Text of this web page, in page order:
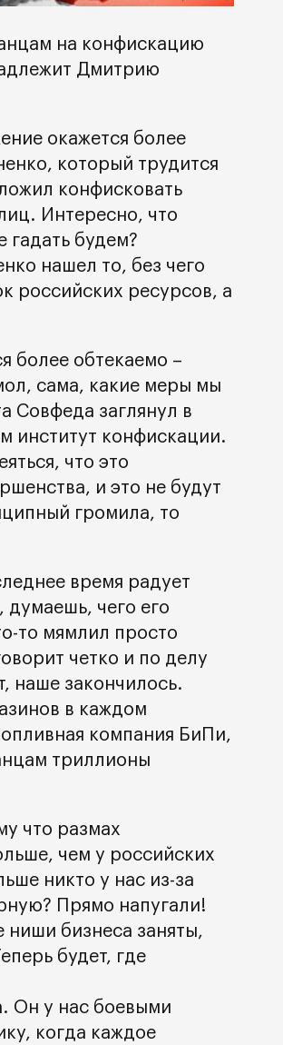
на конфискацию
Дмитрию
окажется более
который трудится
конфисковать
Интересно, что
гадать будем?
нашел то, без чего
российских ресурсов, а
более обтекаемо –
сама, какие меры мы
Совфеда заглянул в
институт конфискации.
что это
и это не будут
громила, то
время радует
чего его
то мямлил просто
четко и по делу
наше закончилось.
в каждом
компания БиПи,
триллионы
что размах
чем у российских
никто у нас из-за
Прямо напугали!
ниши бизнеса заняты,
будет, где
Он у нас боевыми
когда каждое